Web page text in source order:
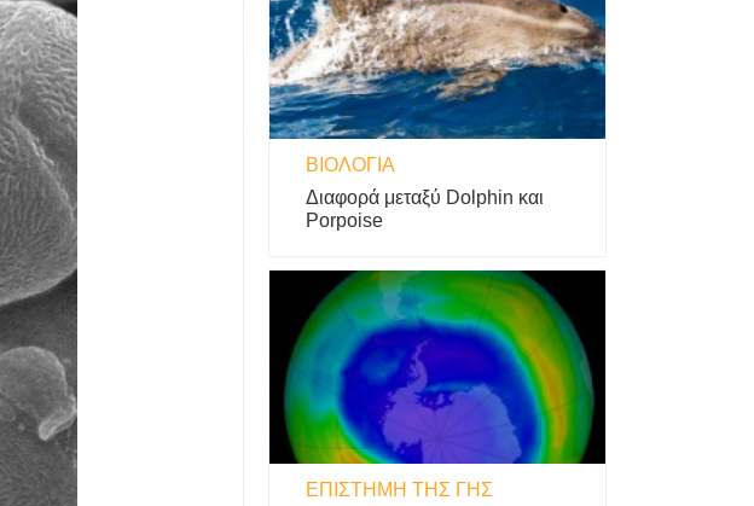
ΒΙΟΛΟΓΊΑ
Διαφορά μεταξύ Dolphin και
Porpoise
ΕΠΙΣΤΉΜΗ ΤΗΣ ΓΗΣ